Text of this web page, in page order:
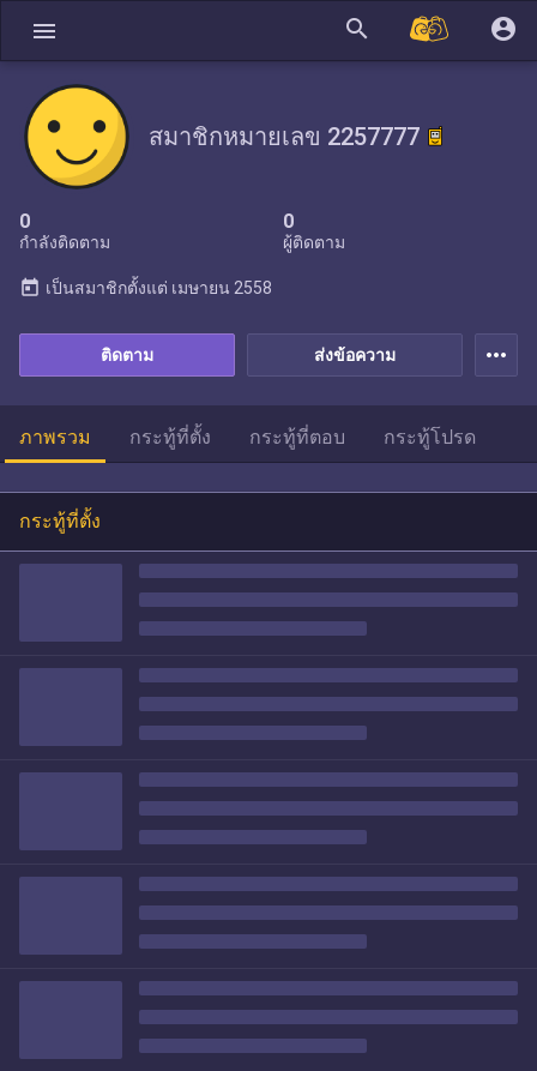
menu search account_circle
สมาชิกหมายเลข 2257777
0
กำลังติดตาม
0
ผู้ติดตาม
ส่งข้อความ
ติดตาม
today เป็นสมาชิกตั้งแต่ เมษายน 2558
more_horiz
ภาพรวม กระทู้ที่ตั้ง กระทู้ที่ตอบ กระทู้โปรด
กระทู้ที่ตั้ง